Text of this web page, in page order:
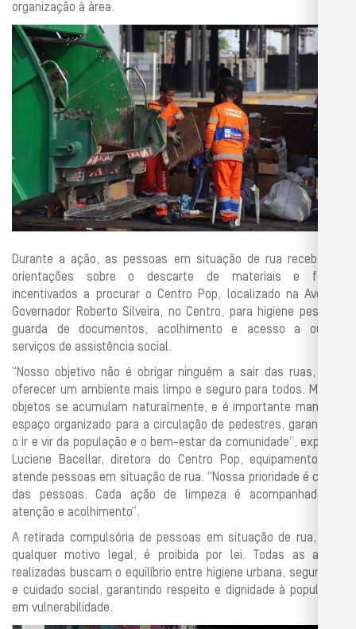
organização à área.
Durante a ação, as pessoas em situação de rua receberam
orientações sobre o descarte de materiais e foram
incentivados a procurar o Centro Pop, localizado na Avenida
Governador Roberto Silveira, no Centro, para higiene pessoal,
guarda de documentos, acolhimento e acesso a outros
serviços de assistência social.
“Nosso objetivo não é obrigar ninguém a sair das ruas, mas
oferecer um ambiente mais limpo e seguro para todos. Muitos
objetos se acumulam naturalmente, e é importante manter o
espaço organizado para a circulação de pedestres, garantindo
o ir e vir da população e o bem-estar da comunidade”, explicou
Luciene Bacellar, diretora do Centro Pop, equipamento que
atende pessoas em situação de rua. “Nossa prioridade é cuidar
das pessoas. Cada ação de limpeza é acompanhada de
atenção e acolhimento”.
A retirada compulsória de pessoas em situação de rua, sem
qualquer motivo legal, é proibida por lei. Todas as ações
realizadas buscam o equilíbrio entre higiene urbana, segurança
e cuidado social, garantindo respeito e dignidade à população
em vulnerabilidade.